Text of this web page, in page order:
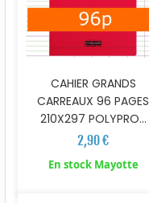
CAHIER GRANDS
CARREAUX 96 PAGES
210X297 POLYPRO...
2,90 €
En stock Mayotte